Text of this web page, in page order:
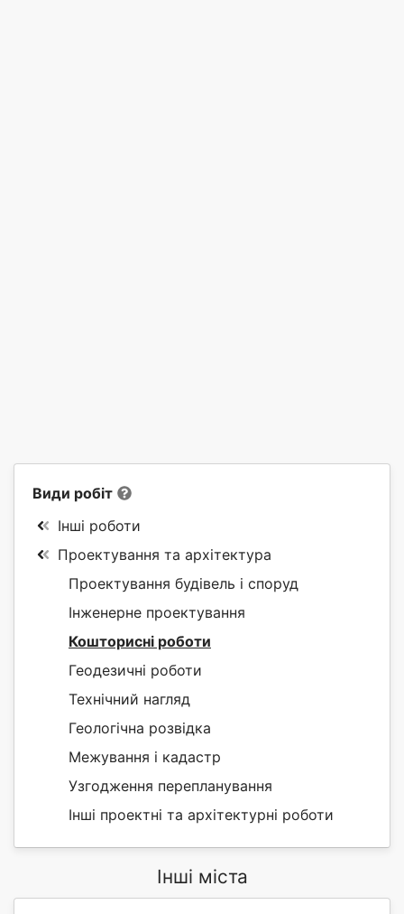
Види робіт
Інші роботи
Проектування та архітектура
Проектування будівель і споруд
Інженерне проектування
Кошторисні роботи
Геодезичні роботи
Технічний нагляд
Геологічна розвідка
Межування і кадастр
Узгодження перепланування
Інші проектні та архітектурні роботи
Інші міста